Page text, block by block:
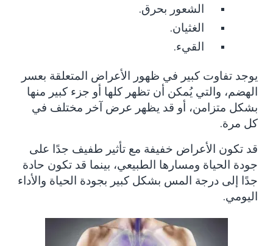
الشعور بحرق.
الغثيان.
القيء.
يوجد تفاوت كبير في ظهور الأعراض المتعلقة بعسر
الهضم، والتي يُمكن أن تظهر كلها أو جزء كبير منها
بشكل متزامن، أو قد يظهر عرض آخر مختلف في
كل مرة.
قد تكون الأعراض خفيفة مع تأثير طفيف جدًا على
جودة الحياة ومسارها الطبيعي، بينما قد تكون حادة
جدًا إلى درجة المس بشكل كبير بجودة الحياة والأداء
اليومي.